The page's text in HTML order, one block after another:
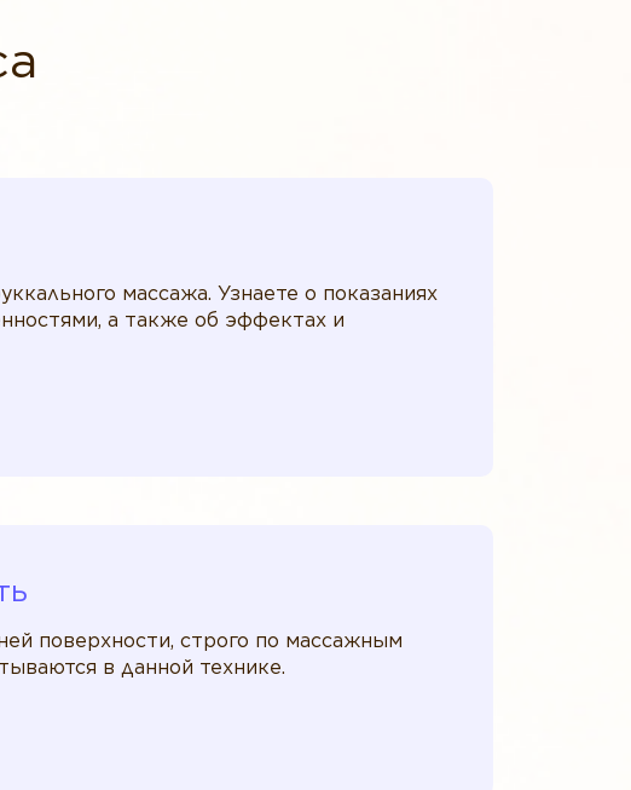
массажа. Узнаете о показаниях
а также об эффектах и
поверхности, строго по массажным
в данной технике.